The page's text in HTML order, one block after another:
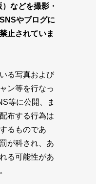
などを撮影・
やブログに
止されていま
る写真および
ン等を行なっ
等に公開、ま
布する行為は
るものであ
が科され、あ
る可能性があ